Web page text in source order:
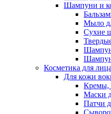
Шампуни и
Мыло
Сухие
Косметика для лица
Для кожи
Кремы,
Маски
Патчи